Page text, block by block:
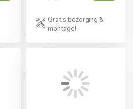
Gratis bezorging &
montage!